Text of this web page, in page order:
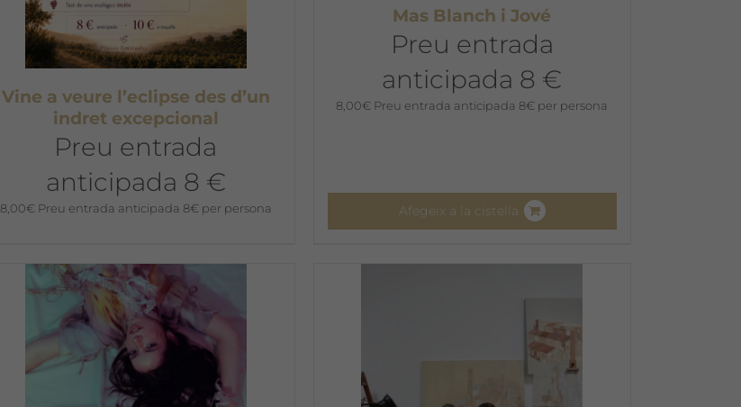
Vine a veure l’eclipse des d’un
indret excepcional
Preu entrada
anticipada 8 €
8,00€ Preu entrada anticipada 8€ per persona
Mas Blanch i Jové
Preu entrada
anticipada 8 €
8,00€ Preu entrada anticipada 8€ per persona
Afegeix a la cistella